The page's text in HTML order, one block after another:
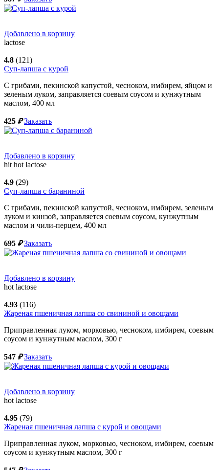
Добавлено в корзину
lactose
4.8 (121)
Суп-лапша с курой
С грибами, пекинской капустой, чесноком, имбирем, яйцом и
зеленым луком, заправляется соевым соусом и кунжутным
маслом, 400 мл
425 ₽ Заказать
Добавлено в корзину
hit hot lactose
4.9 (29)
Суп-лапша с бараниной
С грибами, пекинской капустой, чесноком, имбирем, зеленым
луком и кинзой, заправляется соевым соусом, кунжутным
маслом и чили-перцем, 400 мл
695 ₽ Заказать
Добавлено в корзину
hot lactose
4.93 (116)
Жареная пшеничная лапша со свининой и овощами
Приправленная луком, морковью, чесноком, имбирем, соевым
соусом и кунжутным маслом, 300 г
547 ₽ Заказать
Добавлено в корзину
hot lactose
4.95 (79)
Жареная пшеничная лапша с курой и овощами
Приправленная луком, морковью, чесноком, имбирем, соевым
соусом и кунжутным маслом, 300 г